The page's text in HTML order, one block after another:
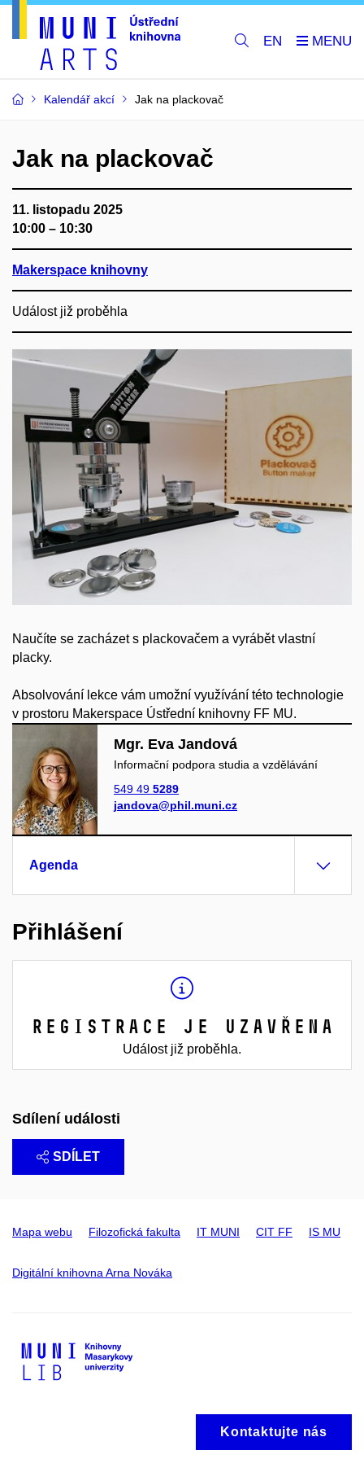
EN
Kalendář akcí Jak na plackovač
Jak na plackovač
11. listopadu 2025
10:00 – 10:30
Makerspace knihovny
Událost již proběhla
Naučíte se zacházet s plackovačem a vyrábět vlastní
placky.
Absolvování lekce vám umožní využívání této technologie
v prostoru Makerspace Ústřední knihovny FF MU.
Mgr. Eva Jandová
Informační podpora studia a vzdělávání
549 49 5289
jandova@phil.muni.cz
Agenda
Přihlášení
Registrace je uzavřena
Událost již proběhla.
Sdílení události
SDÍLET
Mapa webu Filozofická fakulta IT MUNI CIT FF IS MU
Digitální knihovna Arna Nováka
Kontaktujte nás